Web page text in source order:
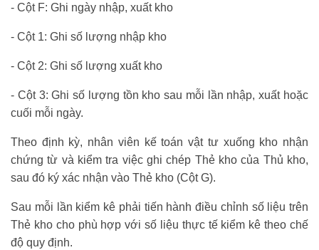
- Cột F: Ghi ngày nhập, xuất kho
- Cột 1: Ghi số lượng nhập kho
- Cột 2: Ghi số lượng xuất kho
- Cột 3: Ghi số lượng tồn kho sau mỗi lần nhập, xuất hoặc
cuối mỗi ngày.
Theo định kỳ, nhân viên kế toán vật tư xuống kho nhận
chứng từ và kiểm tra việc ghi chép Thẻ kho của Thủ kho,
sau đó ký xác nhận vào Thẻ kho (Cột G).
Sau mỗi lần kiểm kê phải tiến hành điều chỉnh số liệu trên
Thẻ kho cho phù hợp với số liệu thực tế kiểm kê theo chế
độ quy định.